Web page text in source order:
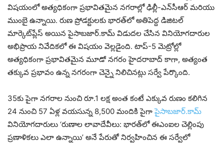
విషయంలో అత్యధికంగా ప్రభావితమైన నగరాల్లో ఢిల్లీ-ఎన్‌సీఆర్ మరియు
ముంబై ఉన్నాయి. రుణ ప్రోడక్టులకు భారత్‌లో అతిపెద్ద డిజిటల్
మార్కెట్‌ప్లేస్ అయిన పైసాబజార్.కామ్ విడుదల చేసిన వినియోగదారుల
అభిప్రాయ నివేదికలో ఈ విషయం వెల్లడైంది. టాప్-5 మెట్రోల్లో
అత్యధికంగా ప్రభావితమైన మూడో నగరం హైదరాబాద్ కాగా, అత్యంత
తక్కువ ప్రభావం ఉన్న నగరంగా చెన్నై నిలిచినట్లు సర్వే పేర్కొంది.
35కు పైగా నగరాల నుంచి రూ.1 లక్ష అంత కంటే ఎక్కువ రుణం కలిగిన
24 నుంచి 57 ఏళ్ల వయసున్న 8,500 మందికి పైగాపైసాబజార్.కామ్‌
వినియోగదారులు ‘రుణాల లావాదేవీలు: భారత్‌లో ఈఎంఐల చెల్లింపు
ప్రణాళికలు ఎలా ఉన్నాయి’ అనే పేరుతో నిర్వహించిన ఈ సర్వేలో